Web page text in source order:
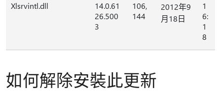
Xlsrvintl.dll
14.0.61
26.500
3
106,
144
2012年9
月18日
1
6:
1
8
如何解除安裝此更新